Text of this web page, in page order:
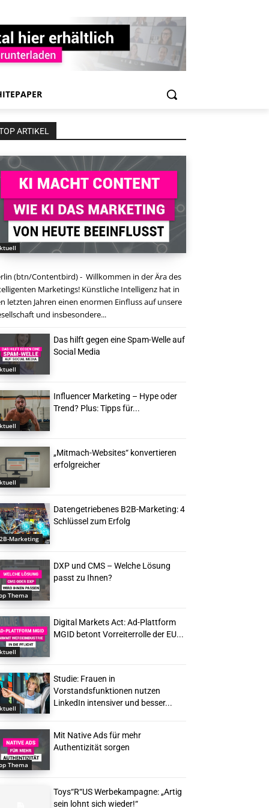
ARTIKEL
(btn/Contentbird) - Willkommen in der Ära des
Marketings! Künstliche Intelligenz hat in
letzten Jahren einen enormen Einfluss auf unsere
und insbesondere...
Das hilft gegen eine Spam-Welle auf
Social Media
Influencer Marketing – Hype oder
Trend? Plus: Tipps für...
„Mitmach-Websites“ konvertieren
erfolgreicher
Marketing
Datengetriebenes B2B-Marketing: 4
Schlüssel zum Erfolg
Thema
DXP und CMS – Welche Lösung
passt zu Ihnen?
Digital Markets Act: Ad-Plattform
MGID betont Vorreiterrolle der EU...
Studie: Frauen in
Vorstandsfunktionen nutzen
LinkedIn intensiver und besser...
Thema
Mit Native Ads für mehr
Authentizität sorgen
Toys“R“US Werbekampagne: „Artig
sein lohnt sich wieder!“